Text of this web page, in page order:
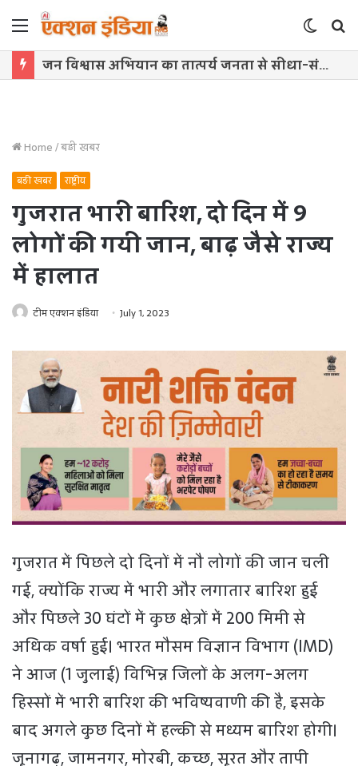
Menu
Switch
skin
जन विश्वास अभियान का तात्पर्य जनता से सीधा-संवाद और जुड़ाव- राज्य मंत्री दिलीप जायसवाल
Home/बड़ी खबर
बड़ी खबर राष्ट्रीय
गुजरात भारी बारिश, दो दिन में 9
लोगों की गयी जान, बाढ़ जैसे राज्य
में हालात
टीम एक्शन इंडिया July 1, 2023
गुजरात में पिछले दो दिनों में नौ लोगों की जान चली
गई, क्योंकि राज्य में भारी और लगातार बारिश हुई
और पिछले 30 घंटों में कुछ क्षेत्रों में 200 मिमी से
अधिक वर्षा हुई। भारत मौसम विज्ञान विभाग (IMD)
ने आज (1 जुलाई) विभिन्न जिलों के अलग-अलग
हिस्सों में भारी बारिश की भविष्यवाणी की है, इसके
बाद अगले कुछ दिनों में हल्की से मध्यम बारिश होगी।
जूनागढ़, जामनगर, मोरबी, कच्छ, सूरत और तापी